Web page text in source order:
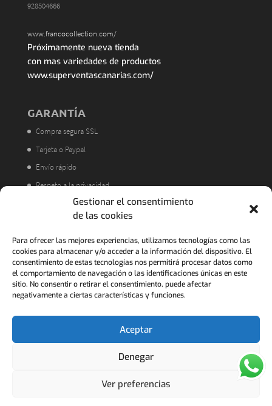
Gestionar el consentimiento
de las cookies
Para ofrecer las mejores experiencias, utilizamos tecnologías como las
cookies para almacenar y/o acceder a la información del dispositivo. El
consentimiento de estas tecnologías nos permitirá procesar datos como
el comportamiento de navegación o las identificaciones únicas en este
sitio. No consentir o retirar el consentimiento, puede afectar
negativamente a ciertas características y funciones.
Aceptar
Denegar
Ver preferencias
928504666
www.francocollection.com/
Próximamente nueva tienda
con mas variedades de productos
www.superventascanarias.com/
GARANTÍA
Compra segura SSL
Tarjeta o Paypal
Envío rápido
Respeto a la privacidad
Atención al cliente
Acorde a la LOPD
Política de Devoluciones
FRANCO COLLECTION - 2021 ..........Pedidos para